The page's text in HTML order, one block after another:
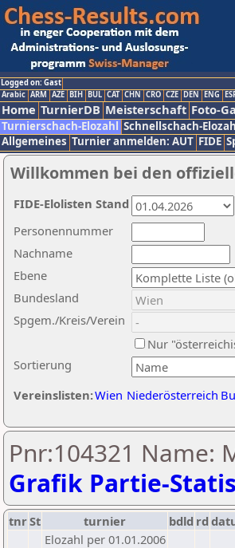
Logged on: Gast
Arabic ARM AZE BIH BUL CAT CHN CRO CZE DEN ENG
Home TurnierDB Meisterschaft Foto-
Turnierschach-Elozahl Schnellschach-
Allgemeines Turnier anmelden: AUT FIDE
Willkommen bei den
Nachname
Ebene
Sortierung
Personennummer
Bundesland
Spgem./Kreis/Verein
Nur
Vereinslisten:Wien Niederösterreich
FIDE-Elolisten Stand
Pnr:104321 Name:
Grafik Partie-
tnrSt turnier bdld rd
Elozahl per 01.01.2006